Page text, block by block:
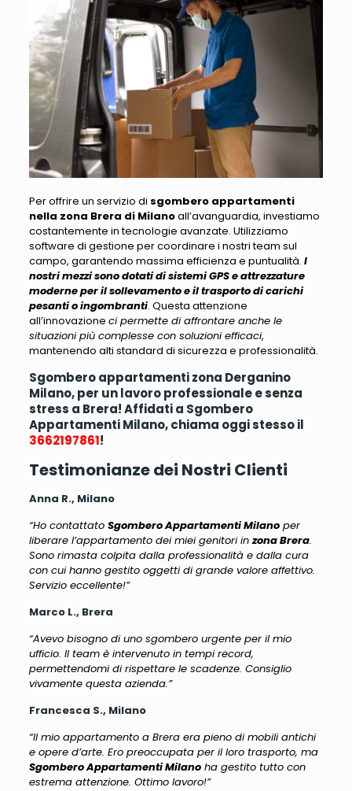
Per offrire un servizio di sgombero appartamenti
nella zona Brera di Milanoall’avanguardia, investiamo
costantemente in tecnologie avanzate. Utilizziamo
software di gestione per coordinare i nostri team sul
campo, garantendo massima efficienza e puntualità. I
nostri mezzi sono dotati di sistemi GPS e attrezzature
moderne per il sollevamento e il trasporto di carichi
pesanti o ingombranti. Questa attenzione
all’innovazione ci permette di affrontare anche le
situazioni più complesse con soluzioni efficaci,
mantenendo alti standard di sicurezza e professionalità.
Sgombero appartamenti zona Derganino
Milano, per un lavoro professionale e senza
stress a Brera! Affidati a Sgombero
Appartamenti Milano, chiama oggi stesso il
3662197861!
Testimonianze dei Nostri Clienti
Anna R., Milano
“Ho contattato Sgombero Appartamenti Milanoper
liberare l’appartamento dei miei genitori inzona Brera.
Sono rimasta colpita dalla professionalità e dalla cura
con cui hanno gestito oggetti di grande valore affettivo.
Servizio eccellente!”
Marco L., Brera
“Avevo bisogno di uno sgombero urgente per il mio
ufficio. Il team è intervenuto in tempi record,
permettendomi di rispettare le scadenze. Consiglio
vivamente questa azienda.”
Francesca S., Milano
“Il mio appartamento a Brera era pieno di mobili antichi
e opere d’arte. Ero preoccupata per il loro trasporto, ma
Sgombero Appartamenti Milanoha gestito tutto con
estrema attenzione. Ottimo lavoro!”